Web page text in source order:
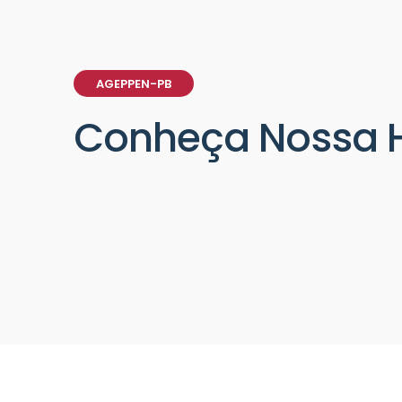
AGEPPEN-PB
Conheça Nossa